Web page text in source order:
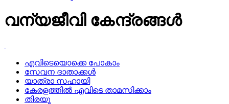
വന്യജീവി കേന്ദ്രങ്ങള്‍
എവിടെയൊക്കെ പോകാം
സേവന ദാതാക്കള്‍
യാത്രാ സഹായി
കേരളത്തില്‍ എവിടെ താമസിക്കാം
തിരയൂ